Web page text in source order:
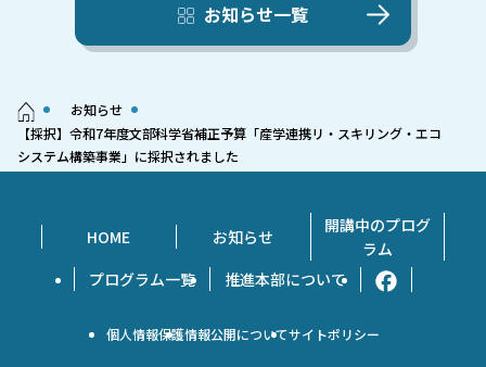
お知らせ一覧
お知らせ
【採択】令和7年度文部科学省補正予算「産学連携リ・スキリング・エコ
システム構築事業」に採択されました
HOME お知らせ
開講中のプログ
ラム
プログラム一覧
推進本部について
個人情報保護情報公開についてサイトポリシー